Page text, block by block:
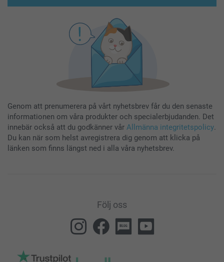
Genom att prenumerera på vårt nyhetsbrev får du den senaste
informationen om våra produkter och specialerbjudanden. Det
innebär också att du godkänner vår Allmänna integritetspolicy.
Du kan när som helst avregistrera dig genom att klicka på
länken som finns längst ned i alla våra nyhetsbrev.
Följ oss